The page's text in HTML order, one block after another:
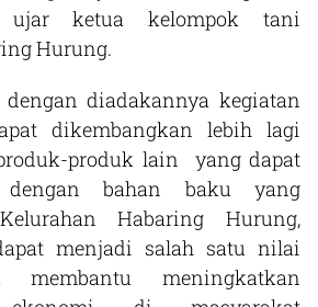
ujar ketua kelompok tani
Hurung.
diadakannya kegiatan
dikembangkan lebih lagi
produk lain yang dapat
dengan bahan baku yang
Habaring Hurung,
menjadi salah satu nilai
membantu meningkatkan